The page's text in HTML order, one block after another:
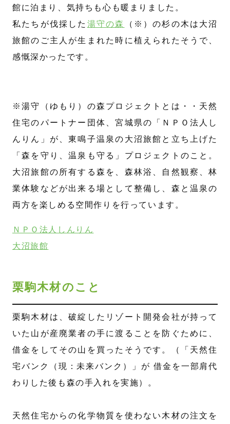
館に泊まり、気持ちも心も暖まりました。
私たちが伐採した 湯守の森
（※）の杉の木は大沼
旅館のご主人が生まれた時に植えられたそうで、
感慨深かったです。
※湯守（ゆもり）の森プロジェクトとは・・天然
住宅のパートナー団体、宮城県の「ＮＰＯ法人し
んりん」が、東鳴子温泉の大沼旅館と立ち上げた
「森を守り、温泉も守る」プロジェクトのこと。
大沼旅館の所有する森を、森林浴、自然観察、林
業体験などが出来る場として整備し、森と温泉の
両方を楽しめる空間作りを行っています。
ＮＰＯ法人しんりん
大沼旅館
栗駒木材のこと
栗駒木材は、破綻したリゾート開発会社が持って
いた山が産廃業者の手に渡ることを防ぐために、
借金をしてその山を買ったそうです。（「天然住
宅バンク（現：未来バンク）」が 借金を一部肩代
わりした後も森の手入れを実施）。
天然住宅からの化学物質を使わない木材の注文を